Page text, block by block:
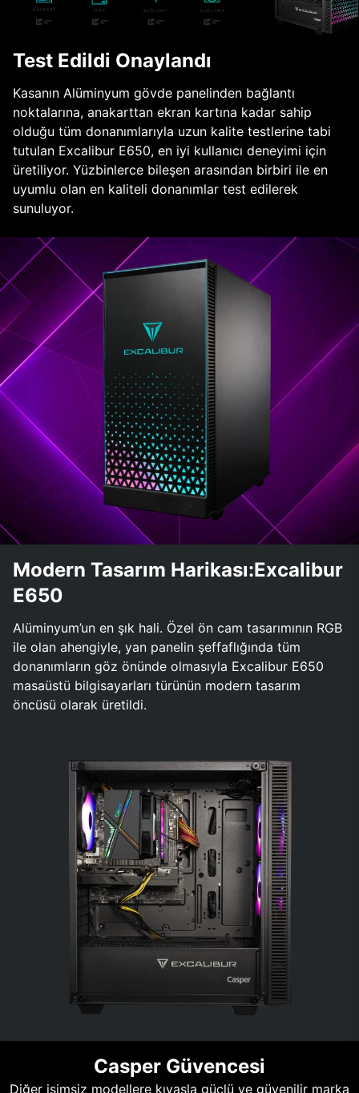
Test Edildi Onaylandı
Kasanın Alüminyum gövde panelinden bağlantı
noktalarına, anakarttan ekran kartına kadar sahip
olduğu tüm donanımlarıyla uzun kalite testlerine tabi
tutulan Excalibur E650, en iyi kullanıcı deneyimi için
üretiliyor. Yüzbinlerce bileşen arasından birbiri ile en
uyumlu olan en kaliteli donanımlar test edilerek
sunuluyor.
Modern Tasarım Harikası:Excalibur
E650
Alüminyum’un en şık hali. Özel ön cam tasarımının RGB
ile olan ahengiyle, yan panelin şeffaflığında tüm
donanımların göz önünde olmasıyla Excalibur E650
masaüstü bilgisayarları türünün modern tasarım
öncüsü olarak üretildi.
Casper Güvencesi
Diğer isimsiz modellere kıyasla güçlü ve güvenilir marka